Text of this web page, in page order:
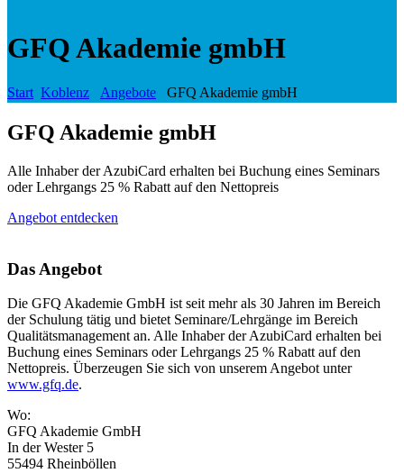
GFQ Akademie gmbH
Start Koblenz Angebote GFQ Akademie gmbH
GFQ Akademie gmbH
Alle Inhaber der AzubiCard erhalten bei Buchung eines Seminars
oder Lehrgangs 25 % Rabatt auf den Nettopreis
Angebot entdecken
Das Angebot
Die GFQ Akademie GmbH ist seit mehr als 30 Jahren im Bereich
der Schulung tätig und bietet Seminare/Lehrgänge im Bereich
Qualitätsmanagement an. Alle Inhaber der AzubiCard erhalten bei
Buchung eines Seminars oder Lehrgangs 25 % Rabatt auf den
Nettopreis. Überzeugen Sie sich von unserem Angebot unter
www.gfq.de.
Wo:
GFQ Akademie GmbH
In der Wester 5
55494 Rheinböllen